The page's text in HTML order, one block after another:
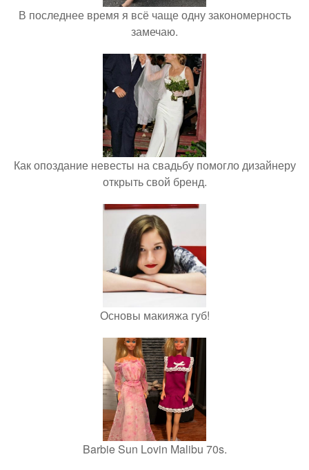
В последнее время я всё чаще одну закономерность
замечаю.
Как опоздание невесты на свадьбу помогло дизайнеру
открыть свой бренд.
Основы макияжа губ!
Barbie Sun Lovin Malibu 70s.